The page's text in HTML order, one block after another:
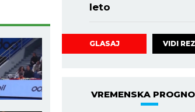
leto
GLASAJ VIDI
VREMENSKA